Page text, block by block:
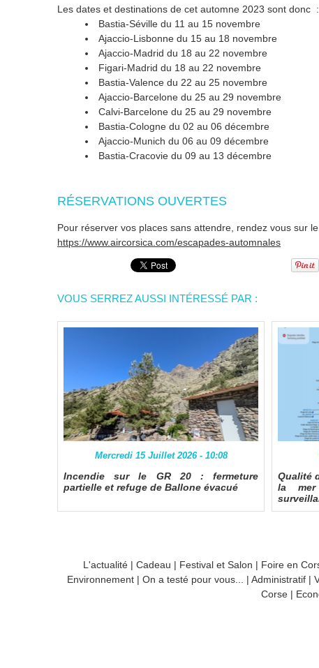
Les dates et destinations de cet automne 2023 sont donc :
Bastia-Séville du 11 au 15 novembre
Ajaccio-Lisbonne du 15 au 18 novembre
Ajaccio-Madrid du 18 au 22 novembre
Figari-Madrid du 18 au 22 novembre
Bastia-Valence du 22 au 25 novembre
Ajaccio-Barcelone du 25 au 29 novembre
Calvi-Barcelone du 25 au 29 novembre
Bastia-Cologne du 02 au 06 décembre
Ajaccio-Munich du 06 au 09 décembre
Bastia-Cracovie du 09 au 13 décembre
RÉSERVATIONS OUVERTES
Pour réserver vos places sans attendre, rendez vous sur
https://www.aircorsica.com/escapades-automnales
VOUS SERREZ AUSSI INTÉRESSÉ PAR :
Mercredi 15 Juillet 2026 - 10:08
Incendie sur le GR 20 : fermeture
partielle et refuge de Ballone évacué
Qualité
la
L'actualité | Cadeau | Festival et Salon | Foire en
Environnement | On a testé pour vous... | Administratif |
Corse |